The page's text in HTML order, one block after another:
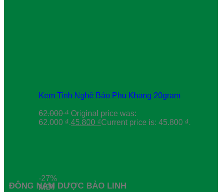
Kem Tinh Nghệ Bảo Phu Khang 20gram
62.000₫ Original price was:
62.000 ₫.45.800 ₫Current price is: 45.800 ₫.
-27%
MỚI
ĐÔNG NAM DƯỢC BẢO LINH